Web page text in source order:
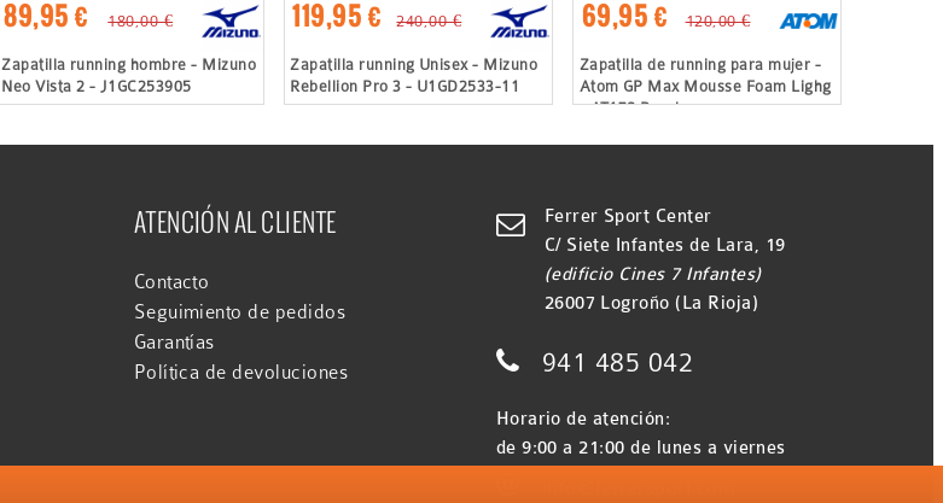
89,95 € 180,00 €
Zapatilla running hombre - Mizuno
Neo Vista 2 - J1GC253905
119,95 € 240,00 €
Zapatilla running Unisex - Mizuno
Rebellion Pro 3 - U1GD2533-11
69,95 € 120,00 €
Zapatilla de running para mujer -
Atom GP Max Mousse Foam Lighg
- AT178 Pearl
ATENCIÓN AL CLIENTE
Contacto
Seguimiento de pedidos
Garantías
Política de devoluciones

Ferrer Sport Center
C/ Siete Infantes de Lara, 19
(edificio Cines 7 Infantes)
26007 Logroño (La Rioja)
 941 485 042
Horario de atención:
de 9:00 a 21:00 de lunes a viernes